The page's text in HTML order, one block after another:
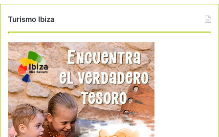
Turismo Ibiza